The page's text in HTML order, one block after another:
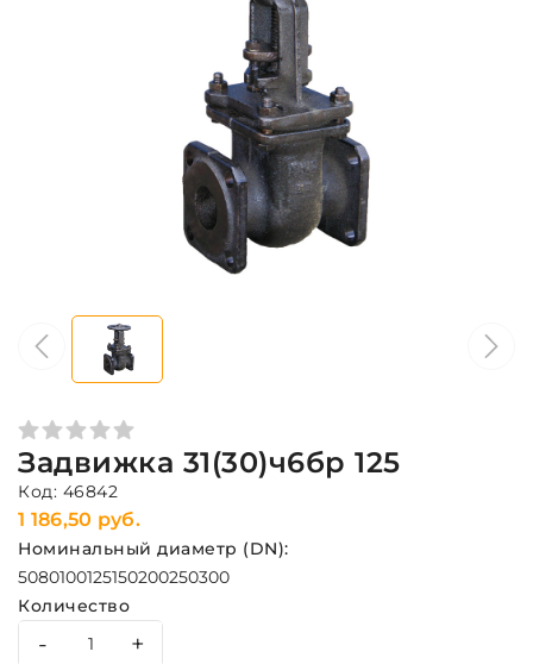
Задвижка 31(30)ч6бр 125
Код: 46842
1 186,50 руб.
Номинальный диаметр (DN):
5080100125150200250300
Количество
- +